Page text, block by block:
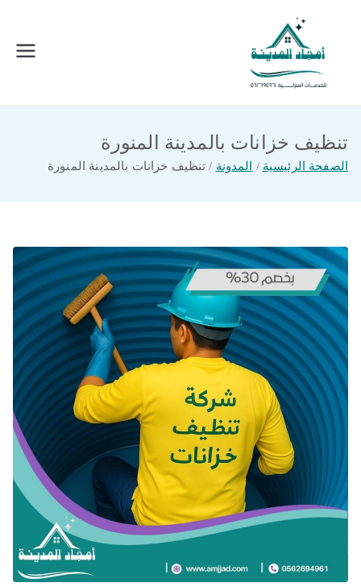
المحتوى
امجاد المدينة للخدمات المنزلية
تنظيف خزانات بالمدينة المنورة
الصفحة الرئيسية المدونة تنظيف خزانات بالمدينة المنورة